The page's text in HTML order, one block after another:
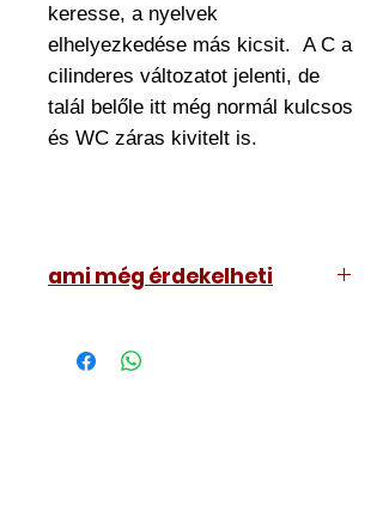
keresse, a nyelvek
elhelyezkedése más kicsit. A C a
cilinderes változatot jelenti, de
talál belőle itt még normál kulcsos
és WC záras kivitelt is.
ami még érdekelheti
visszahúzza a kilincsnyelvet is